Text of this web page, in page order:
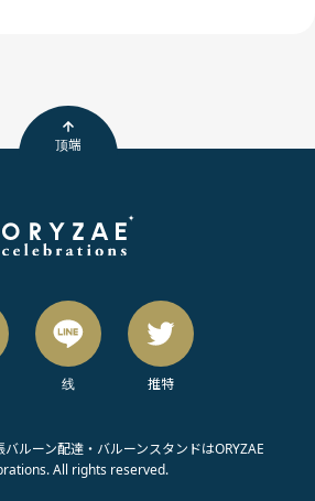
顶端
线 推特
ルーン配達・バルーンスタンドはORYZAE
All rights reserved.